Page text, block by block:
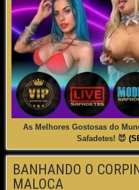
As Melhores Gostosas do
Safadetes! 😈
BANHANDO O
MALOCA